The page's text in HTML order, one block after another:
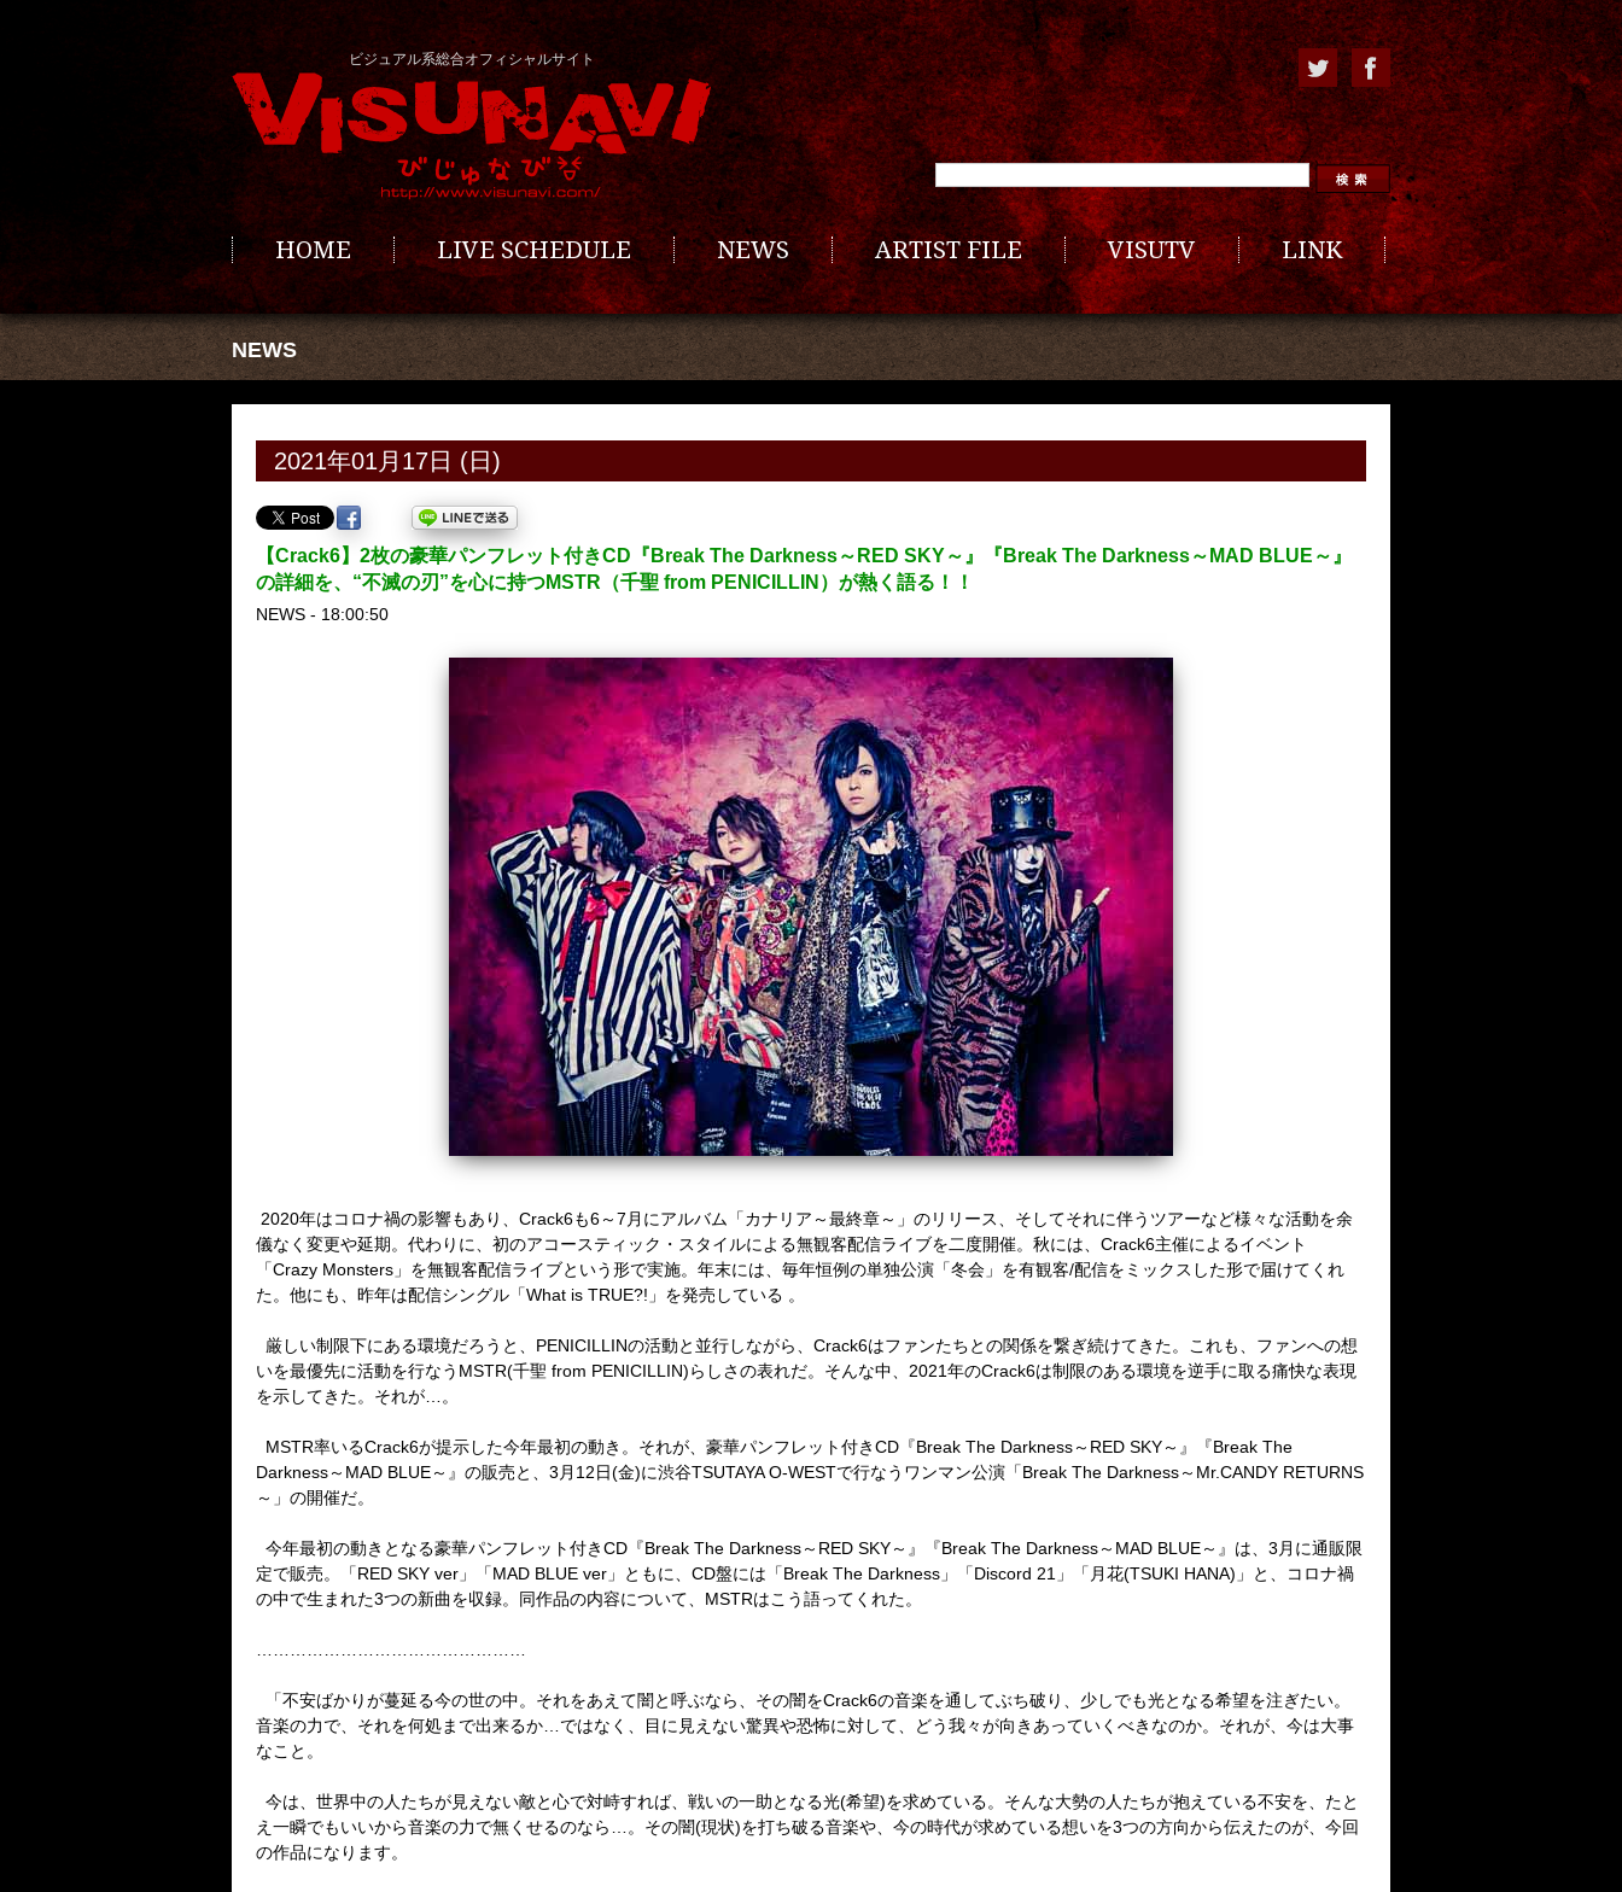
ビジュアル系総合オフィシャルサイト
HOME LIVE SCHEDULE NEWS ARTIST FILE VISUTV LINK
NEWS
2021年01月17日 (日)
【Crack6】2枚の豪華パンフレット付きCD『Break The Darkness～RED SKY～』『Break The Darkness～MAD BLUE～』
の詳細を、“不滅の刃”を心に持つMSTR（千聖 from PENICILLIN）が熱く語る！！
NEWS - 18:00:50
2020年はコロナ禍の影響もあり、 Crack6も6～7 月にアルバム「カナリア～最終章～」のリリース、そしてそれに伴うツアーなど様々な活動を余
儀なく変更や延期。代わりに、初のアコースティック・スタイルによる無観客配信ライブを二度開催。秋には、 Crack6主催によるイベント
「Crazy Monsters 」を無観客配信ライブという形で実施。年末には、毎年恒例の単独公演「冬会」を有観客/配信をミックスした形で届けてくれ
た。他にも、昨年は配信シングル「What is TRUE?! 」を発売している 。
厳しい制限下にある環境だろうと、 PENICILLINの活動と並行しながら、 Crack6はファンたちとの関係を繋ぎ続けてきた。これも、ファンへの想
いを最優先に活動を行なう MSTR(千聖 from PENICILLIN)らしさの表れだ。そんな中、 2021年のCrack6は制限のある環境を逆手に取る痛快な表現
を示してきた。それが
。
MSTR率いるCrack6が提示した今年最初の動き。それが、豪華パンフレット付きCD 『Break The Darkness～ RED SKY～』『Break The
Darkness～ MAD BLUE～』の販売と、 3 月 12日(金)に渋谷TSUTAYA O-WESTで行なうワンマン公演「Break The Darkness～ Mr.CANDY RETURNS
～」の開催だ。
今年最初の動きとなる豪華パンフレット付きCD 『Break The Darkness～ RED SKY～』『Break The Darkness～ MAD BLUE～』は、 3 月に通販限
定で販売。「RED SKY ver 」「MAD BLUE ver 」ともに、 CD盤には「Break The Darkness 」「Discord 21 」「月花(TSUKI HANA) 」と、コロナ禍
の中で生まれた3つの新曲を収録。同作品の内容について、 MSTRはこう語ってくれた。
「不安ばかりが蔓延る今の世の中。それをあえて闇と呼ぶなら、その闇をCrack6の音楽を通してぶち破り、少しでも光となる希望を注ぎたい。
音楽の力で、それを何処まで出来るか
ではなく、目に見えない驚異や恐怖に対して、どう我々が向きあっていくべきなのか。それが、今は大事
なこと。
今は、世界中の人たちが見えない敵と心で対峙すれば、戦いの一助となる光(希望)を求めている。そんな大勢の人たちが抱えている不安を、たと
え一瞬でもいいから音楽の力で無くせるのなら
。その闇(現状)を打ち破る音楽や、今の時代が求めている想いを3つの方向から伝えたのが、今回
の作品になります。